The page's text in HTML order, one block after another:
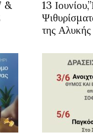
&
13
της Αλυκής